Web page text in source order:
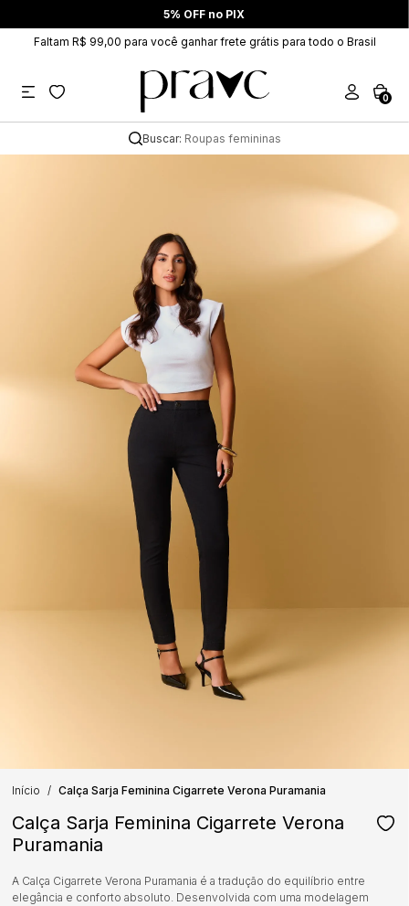
5% OFF no PIX
Faltam R$ 99,00 para você ganhar frete grátis para todo o Brasil
0
Buscar: Roupas femininas
Início Calça Sarja Feminina Cigarrete Verona Puramania
Calça Sarja Feminina Cigarrete Verona
Puramania
A Calça Cigarrete Verona Puramania é a tradução do equilíbrio entre
elegância e conforto absoluto. Desenvolvida com uma modelagem